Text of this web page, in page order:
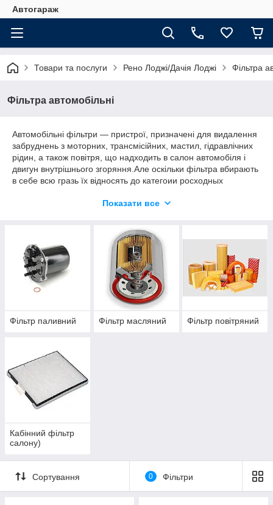
Автогараж
Товари та послуги Рено Лоджі/Дачія Лоджі Фільтра
Фільтра автомобільні
Автомобільні фільтри — пристрої, призначені для видалення
забруднень з моторних, трансмісійних, мастил, гідравлічних
рідин, а також повітря, що надходить в салон автомобіля і
двигун внутрішнього згоряння.Але оскільки фільтра вбирають
в себе всю гразь їх відносять до категоии росходных
знайдете всі варіанти фільтрів для автомобіля Рено Лоджі і
вашого авто. У нас ви завжди знайдете цікаві для вас
запчастини за вигідними цінами, хорошої якості.А за всім
вознишим питань вас проконсультують наші менеджери.
Показати все
Фільтр паливний Фільтр масляний Фільтр повітряний
Кабінний фільтр
салону)
Сортування 0 Фільтри